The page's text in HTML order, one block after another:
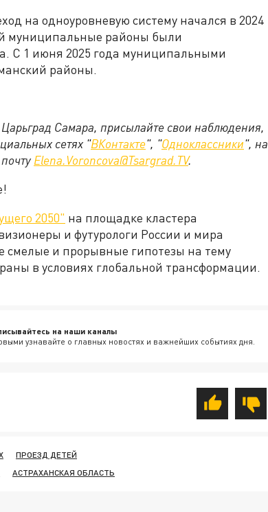
на одноуровневую систему начался в 2024
муниципальные районы были
С 1 июня 2025 года муниципальными
районы.
Самара, присылайте свои наблюдения,
сетях "ВКонтакте", "Одноклассники", на
Elena.Voroncova@Tsargrad.TV.
2050" на площадке кластера
и футурологи России и мира
смелые и прорывные гипотезы на тему
в условиях глобальной трансформации.
на наши каналы
узнавайте о главных новостях и важнейших событиях дня.
ПРОЕЗД ДЕТЕЙ
АСТРАХАНСКАЯ ОБЛАСТЬ